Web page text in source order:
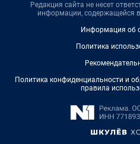
Редакция сайта не несет
информации, содержащейся
Информация об
Политика
Политика конфиденциальности и
правила